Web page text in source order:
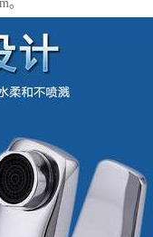
。